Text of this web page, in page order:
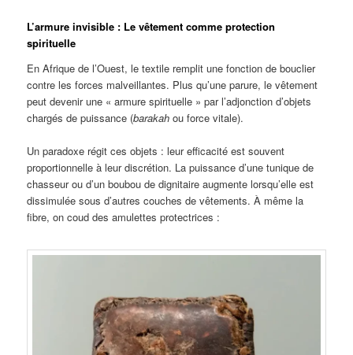
L’armure invisible : Le vêtement comme protection
spirituelle
En Afrique de l’Ouest, le textile remplit une fonction de bouclier
contre les forces malveillantes. Plus qu’une parure, le vêtement
peut devenir une « armure spirituelle » par l’adjonction d’objets
chargés de puissance (barakah ou force vitale).
Un paradoxe régit ces objets : leur efficacité est souvent
proportionnelle à leur discrétion. La puissance d’une tunique de
chasseur ou d’un boubou de dignitaire augmente lorsqu’elle est
dissimulée sous d’autres couches de vêtements. À même la
fibre, on coud des amulettes protectrices :